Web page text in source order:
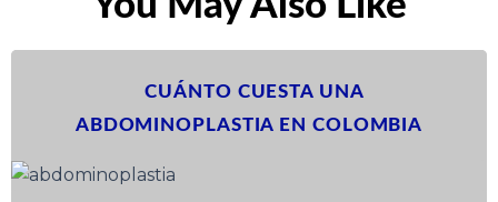
CUÁNTO CUESTA UNA
ABDOMINOPLASTIA EN COLOMBIA